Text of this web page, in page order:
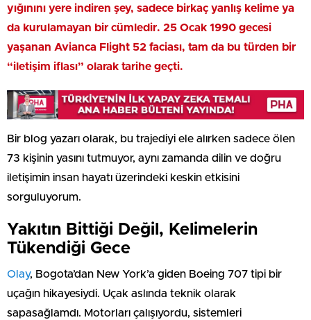
yığınını yere indiren şey, sadece birkaç yanlış kelime ya
da kurulamayan bir cümledir. 25 Ocak 1990 gecesi
yaşanan Avianca Flight 52 faciası, tam da bu türden bir
“iletişim iflası” olarak tarihe geçti.
Bir blog yazarı olarak, bu trajediyi ele alırken sadece ölen
73 kişinin yasını tutmuyor, aynı zamanda dilin ve doğru
iletişimin insan hayatı üzerindeki keskin etkisini
sorguluyorum.
Yakıtın Bittiği Değil, Kelimelerin
Tükendiği Gece
Olay, Bogota’dan New York’a giden Boeing 707 tipi bir
uçağın hikayesiydi. Uçak aslında teknik olarak
sapasağlamdı. Motorları çalışıyordu, sistemleri